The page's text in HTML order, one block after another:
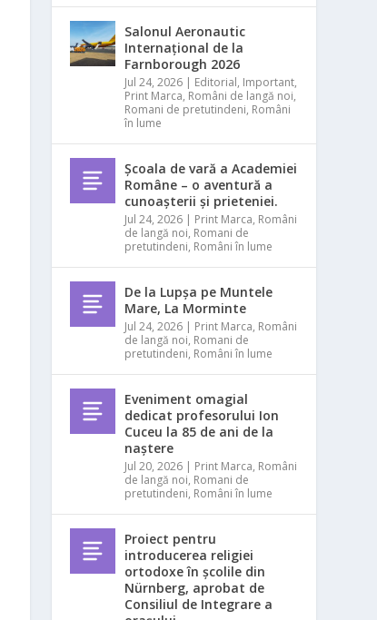
Salonul Aeronautic
Internațional de la
Farnborough 2026
Jul 24, 2026 | Editorial, Important,
Print Marca, Români de langă noi,
Romani de pretutindeni, Români
în lume
Școala de vară a Academiei
Române – o aventură a
cunoașterii și prieteniei.
Jul 24, 2026 | Print Marca, Români
de langă noi, Romani de
pretutindeni, Români în lume
De la Lupșa pe Muntele
Mare, La Morminte
Jul 24, 2026 | Print Marca, Români
de langă noi, Romani de
pretutindeni, Români în lume
Eveniment omagial
dedicat profesorului Ion
Cuceu la 85 de ani de la
naștere
Jul 20, 2026 | Print Marca, Români
de langă noi, Romani de
pretutindeni, Români în lume
Proiect pentru
introducerea religiei
ortodoxe în școlile din
Nürnberg, aprobat de
Consiliul de Integrare a